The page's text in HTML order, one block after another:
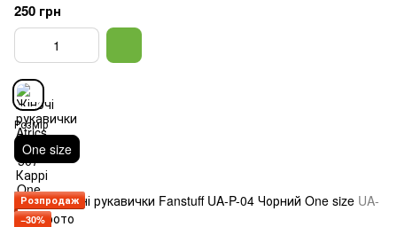
250 грн
Розмір
One size
Розпродаж
−30%